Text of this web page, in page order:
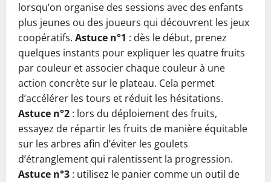
lorsqu’on organise des sessions avec des enfants
plus jeunes ou des joueurs qui découvrent les jeux
coopératifs. Astuce n°1 : dès le début, prenez
quelques instants pour expliquer les quatre fruits
par couleur et associer chaque couleur à une
action concrète sur le plateau. Cela permet
d’accélérer les tours et réduit les hésitations.
Astuce n°2 : lors du déploiement des fruits,
essayez de répartir les fruits de manière équitable
sur les arbres afin d’éviter les goulets
d’étranglement qui ralentissent la progression.
Astuce n°3 : utilisez le panier comme un outil de